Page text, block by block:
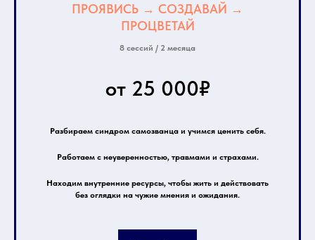
ПРОЯВИСЬ → СОЗДАВАЙ →
ПРОЦВЕТАЙ
8 сессий / 2 месяца
от 25 000₽
Разбираем синдром самозванца и учимся ценить себя.
Работаем с неуверенностью, травмами и страхами.
Находим внутренние ресурсы, чтобы жить и действовать
без оглядки на чужие мнения и ожидания.